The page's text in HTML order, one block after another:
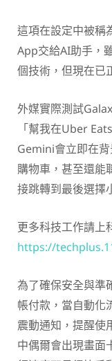
這項在設定中被稱
App交給AI助手，
個技術，但現在已
外媒實際測試
「幫我在Uber
Gemini會立即在
購物車，甚至還能
接跳轉到最後選擇
更多科技工作請上
https://
為了確保安全與準
帳付款，當自動化
震動通知，提醒使
中偶爾會出現畫面